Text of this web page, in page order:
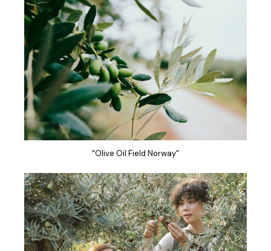
"Olive Oil Field Norway"